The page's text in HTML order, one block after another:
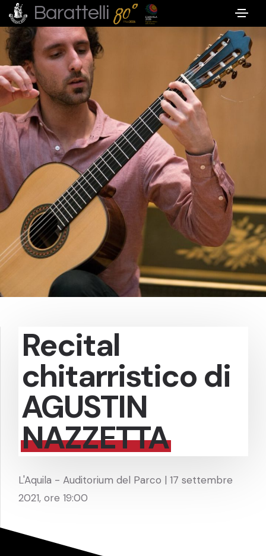
Barattelli
Recital
chitarristico di
AGUSTIN
NAZZETTA
L'Aquila - Auditorium del Parco | 17 settembre
2021, ore 19:00